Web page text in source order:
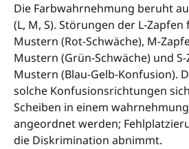
Die Farbwahrnehmung beruht
(L, M, S). Störungen der L-
Mustern (Rot-Schwäche), M-
Mustern (Grün-Schwäche) und
Mustern (Blau-Gelb-Konfusion).
solche Konfusionsrichtungen
Scheiben in einem
angeordnet werden;
die Diskrimination abnimmt.